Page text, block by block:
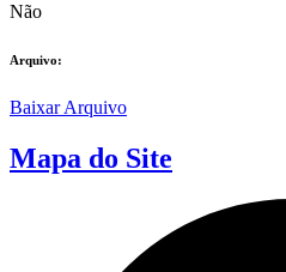
Não
Arquivo:
Baixar Arquivo
Mapa do Site